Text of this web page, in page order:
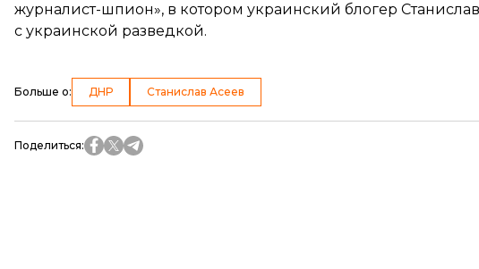
журналист-шпион», в котором украинский блогер
с украинской разведкой.
Больше о: ДНР Станислав Асеев
Поделиться: